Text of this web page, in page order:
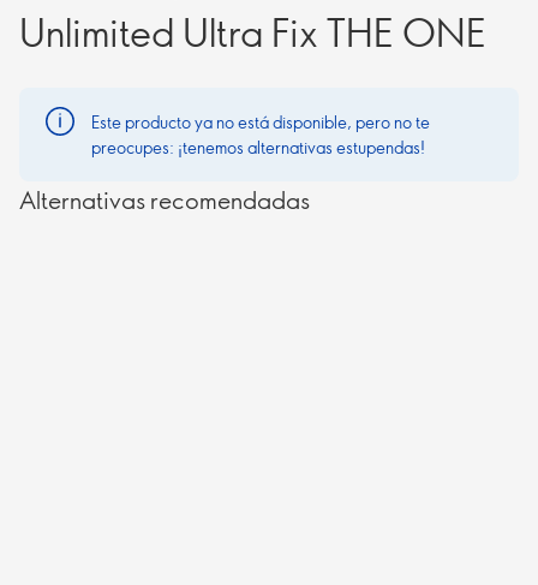
Unlimited Ultra Fix THE ONE
Este producto ya no está disponible, pero no te
preocupes: ¡tenemos alternativas estupendas!
Alternativas recomendadas